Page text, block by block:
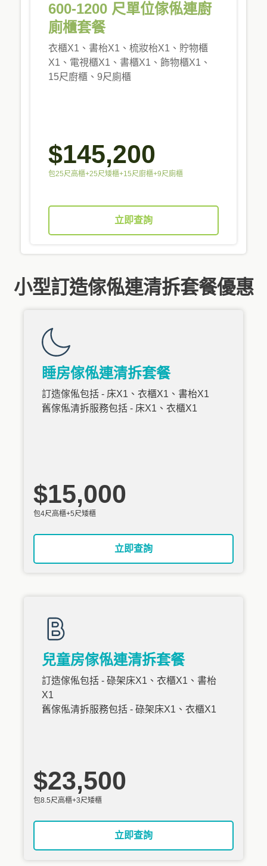
600-1200 尺單位傢俬連廚
廁櫃套餐
衣櫃X1、書枱X1、梳妝枱X1、貯物櫃
X1、電視櫃X1、書櫃X1、飾物櫃X1、
15尺廚櫃、9尺廁櫃
$145,200
包25尺高櫃+25尺矮櫃+15尺廚櫃+9尺廁櫃
立即查詢
小型訂造傢俬連清拆套餐優惠
睡房傢俬連清拆套餐
訂造傢俬包括 - 床X1、衣櫃X1、書枱X1
舊傢俬清拆服務包括 - 床X1、衣櫃X1
$15,000
包4尺高櫃+5尺矮櫃
立即查詢
兒童房傢俬連清拆套餐
訂造傢俬包括 - 碌架床X1、衣櫃X1、書枱
X1
舊傢俬清拆服務包括 - 碌架床X1、衣櫃X1
$23,500
包8.5尺高櫃+3尺矮櫃
立即查詢